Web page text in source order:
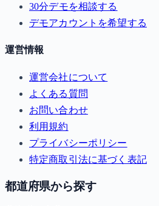
30分デモを相談する
デモアカウントを希望する
運営情報
運営会社について
よくある質問
お問い合わせ
利用規約
プライバシーポリシー
特定商取引法に基づく表記
都道府県から探す